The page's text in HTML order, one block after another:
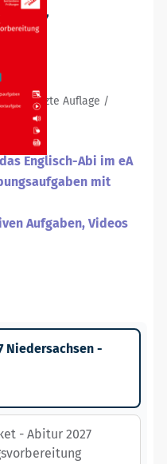
2027
ergänzte Auflage /
Englisch-Abi im eA
mit
Aufgaben, Videos
Niedersachsen -
- Abitur 2027